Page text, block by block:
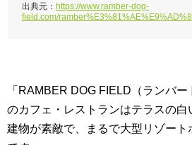
出典元： https://www.ramber-dog-
field.com/
「RAMBER DOG FIELD（ランバー
のカフェ・レストランはテラスの白
建物が素敵で、まるで大型リゾート